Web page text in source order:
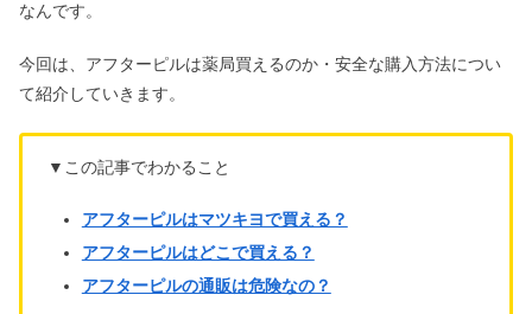
なんです。
今回は、アフターピルは薬局買えるのか・安全な購入方法につい
て紹介していきます。
▼この記事でわかること
アフターピルはマツキヨで買える？
アフターピルはどこで買える？
アフターピルの通販は危険なの？